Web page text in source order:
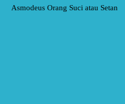
Asmodeus Orang Suci atau Setan